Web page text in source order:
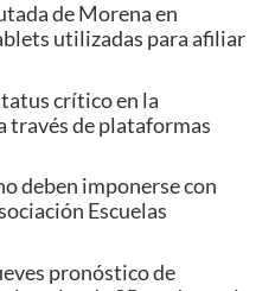
de Morena en
utilizadas para afiliar
crítico en la
través de plataformas
deben imponerse con
Escuelas
pronóstico de